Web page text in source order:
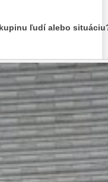
ľudí alebo